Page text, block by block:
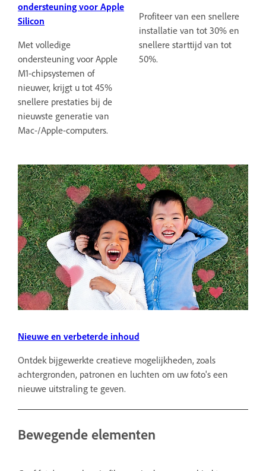
ondersteuning voor Apple
Silicon
Met volledige
ondersteuning voor Apple
M1-chipsystemen of
nieuwer, krijgt u tot 45%
snellere prestaties bij de
nieuwste generatie van
Mac-/Apple-computers.
Profiteer van een snellere
installatie van tot 30% en
snellere starttijd van tot
50%.
Nieuwe en verbeterde inhoud
Ontdek bijgewerkte creatieve mogelijkheden, zoals
achtergronden, patronen en luchten om uw foto's een
nieuwe uitstraling te geven.
Bewegende elementen